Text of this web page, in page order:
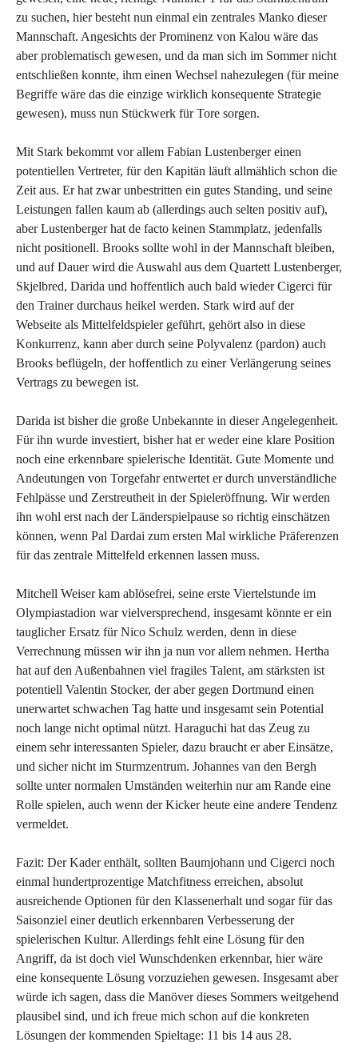
zu suchen, hier besteht nun einmal ein zentrales Manko dieser
Mannschaft. Angesichts der Prominenz von Kalou wäre das
aber problematisch gewesen, und da man sich im Sommer nicht
entschließen konnte, ihm einen Wechsel nahezulegen (für meine
Begriffe wäre das die einzige wirklich konsequente Strategie
gewesen), muss nun Stückwerk für Tore sorgen.
Mit Stark bekommt vor allem Fabian Lustenberger einen
potentiellen Vertreter, für den Kapitän läuft allmählich schon die
Zeit aus. Er hat zwar unbestritten ein gutes Standing, und seine
Leistungen fallen kaum ab (allerdings auch selten positiv auf),
aber Lustenberger hat de facto keinen Stammplatz, jedenfalls
nicht positionell. Brooks sollte wohl in der Mannschaft bleiben,
und auf Dauer wird die Auswahl aus dem Quartett Lustenberger,
Skjelbred, Darida und hoffentlich auch bald wieder Cigerci für
den Trainer durchaus heikel werden. Stark wird auf der
Webseite als Mittelfeldspieler geführt, gehört also in diese
Konkurrenz, kann aber durch seine Polyvalenz (pardon) auch
Brooks beflügeln, der hoffentlich zu einer Verlängerung seines
Vertrags zu bewegen ist.
Darida ist bisher die große Unbekannte in dieser Angelegenheit.
Für ihn wurde investiert, bisher hat er weder eine klare Position
noch eine erkennbare spielerische Identität. Gute Momente und
Andeutungen von Torgefahr entwertet er durch unverständliche
Fehlpässe und Zerstreutheit in der Spieleröffnung. Wir werden
ihn wohl erst nach der Länderspielpause so richtig einschätzen
können, wenn Pal Dardai zum ersten Mal wirkliche Präferenzen
für das zentrale Mittelfeld erkennen lassen muss.
Mitchell Weiser kam ablösefrei, seine erste Viertelstunde im
Olympiastadion war vielversprechend, insgesamt könnte er ein
tauglicher Ersatz für Nico Schulz werden, denn in diese
Verrechnung müssen wir ihn ja nun vor allem nehmen. Hertha
hat auf den Außenbahnen viel fragiles Talent, am stärksten ist
potentiell Valentin Stocker, der aber gegen Dortmund einen
unerwartet schwachen Tag hatte und insgesamt sein Potential
noch lange nicht optimal nützt. Haraguchi hat das Zeug zu
einem sehr interessanten Spieler, dazu braucht er aber Einsätze,
und sicher nicht im Sturmzentrum. Johannes van den Bergh
sollte unter normalen Umständen weiterhin nur am Rande eine
Rolle spielen, auch wenn der Kicker heute eine andere Tendenz
vermeldet.
Fazit: Der Kader enthält, sollten Baumjohann und Cigerci noch
einmal hundertprozentige Matchfitness erreichen, absolut
ausreichende Optionen für den Klassenerhalt und sogar für das
Saisonziel einer deutlich erkennbaren Verbesserung der
spielerischen Kultur. Allerdings fehlt eine Lösung für den
Angriff, da ist doch viel Wunschdenken erkennbar, hier wäre
eine konsequente Lösung vorzuziehen gewesen. Insgesamt aber
würde ich sagen, dass die Manöver dieses Sommers weitgehend
plausibel sind, und ich freue mich schon auf die konkreten
Lösungen der kommenden Spieltage: 11 bis 14 aus 28.